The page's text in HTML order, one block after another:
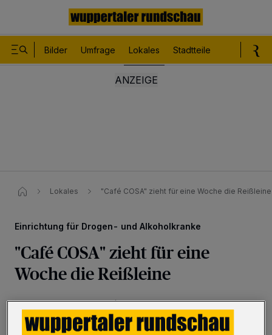
Bilder Umfrage Lokales Stadtteile
Lokales "Café COSA" zieht für eine Woche die Reißleine
Einrichtung für Drogen- und Alkoholkranke
"Café COSA" zieht für eine
Woche die Reißleine
Wuppertal·Das "Café COSA", eine Einrichtung in der
Calvinstraße für Drogen- und Alkoholkranke, hat für
zunächst eine Woche seine Türen geschlossen.